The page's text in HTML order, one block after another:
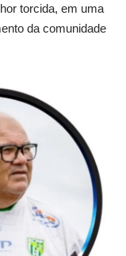
torcida, em uma
da comunidade